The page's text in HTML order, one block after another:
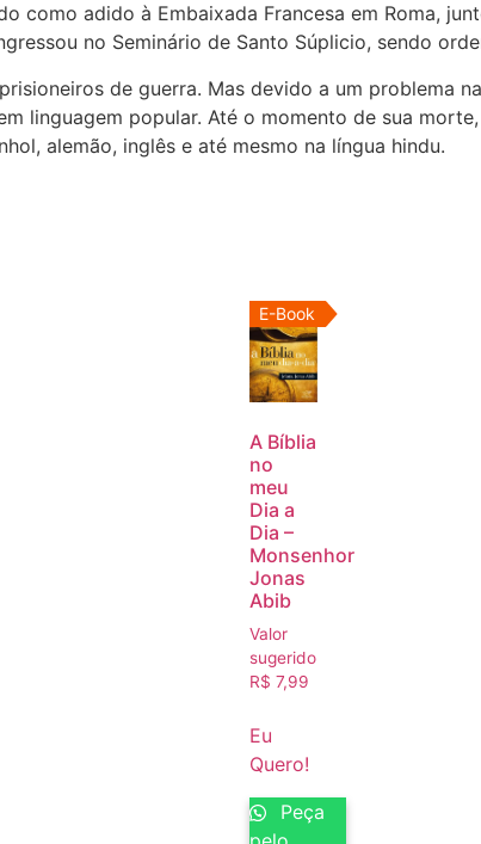
como adido à Embaixada Francesa em Roma,
no Seminário de Santo Súplicio, sendo
de guerra. Mas devido a um problema
linguagem popular. Até o momento de sua
alemão, inglês e até mesmo na língua hindu.
E-Book
A Bíblia
no
meu
Dia a
Dia –
Monsenhor
Jonas
Abib
Valor
sugerido
R$ 7,99
Eu
Quero!
Peça